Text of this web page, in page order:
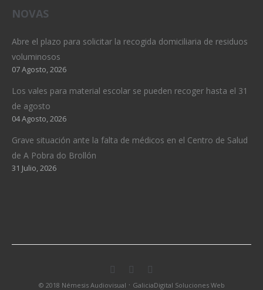
NOVAS
Abre el plazo para solicitar la recogida domiciliaria de residuos
voluminosos
07 Agosto, 2026
Los vales para material escolar se pueden recoger hasta el 31
de agosto
04 Agosto, 2026
Grave situación ante la falta de médicos en el Centro de Salud
de A Pobra do Brollón
31 Julio, 2026
© 2018 Némesis Audiovisual · GaliciaDigital Soluciones Web